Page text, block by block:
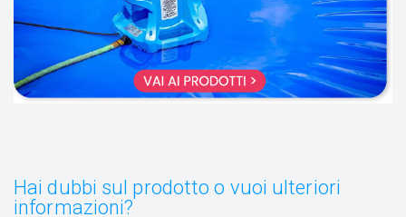
Hai dubbi sul prodotto o vuoi ulteriori
informazioni?